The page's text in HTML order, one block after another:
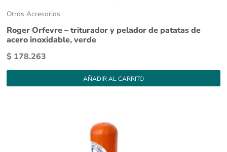
Otros Accesorios
Roger Orfevre – triturador y pelador de patatas de
acero inoxidable, verde
$ 178.263
AÑADIR AL CARRITO